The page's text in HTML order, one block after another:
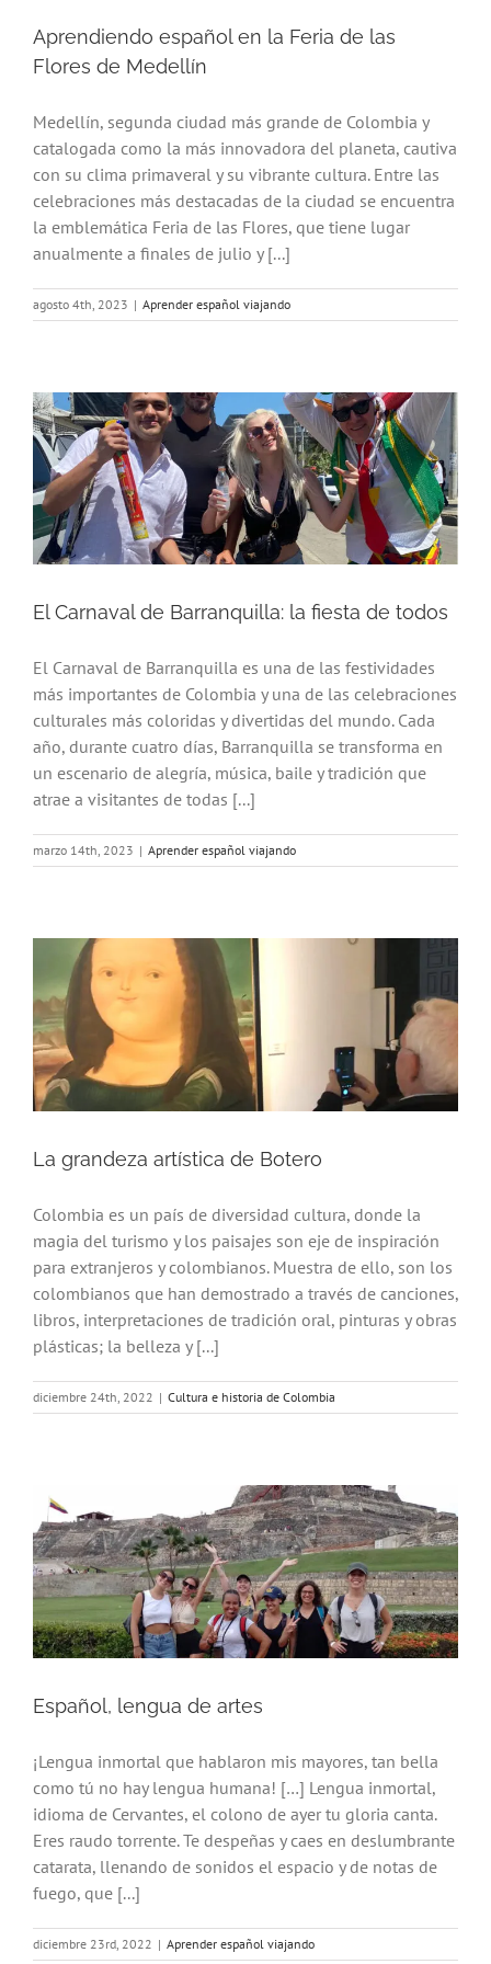
Aprendiendo español en la Feria de las
Flores de Medellín
Medellín, segunda ciudad más grande de Colombia y
catalogada como la más innovadora del planeta, cautiva
con su clima primaveral y su vibrante cultura. Entre las
celebraciones más destacadas de la ciudad se encuentra
la emblemática Feria de las Flores, que tiene lugar
anualmente a finales de julio y [...]
agosto 4th, 2023 | Aprender español viajando
El Carnaval de Barranquilla: la fiesta de todos
El Carnaval de Barranquilla es una de las festividades
más importantes de Colombia y una de las celebraciones
culturales más coloridas y divertidas del mundo. Cada
año, durante cuatro días, Barranquilla se transforma en
un escenario de alegría, música, baile y tradición que
atrae a visitantes de todas [...]
marzo 14th, 2023 | Aprender español viajando
La grandeza artística de Botero
Colombia es un país de diversidad cultura, donde la
magia del turismo y los paisajes son eje de inspiración
para extranjeros y colombianos. Muestra de ello, son los
colombianos que han demostrado a través de canciones,
libros, interpretaciones de tradición oral, pinturas y obras
plásticas; la belleza y [...]
diciembre 24th, 2022 | Cultura e historia de Colombia
Español, lengua de artes
¡Lengua inmortal que hablaron mis mayores, tan bella
como tú no hay lengua humana! […] Lengua inmortal,
idioma de Cervantes, el colono de ayer tu gloria canta.
Eres raudo torrente. Te despeñas y caes en deslumbrante
catarata, llenando de sonidos el espacio y de notas de
fuego, que [...]
diciembre 23rd, 2022 | Aprender español viajando